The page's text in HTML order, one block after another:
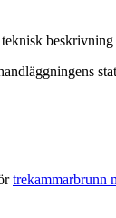
trekammarbrunn